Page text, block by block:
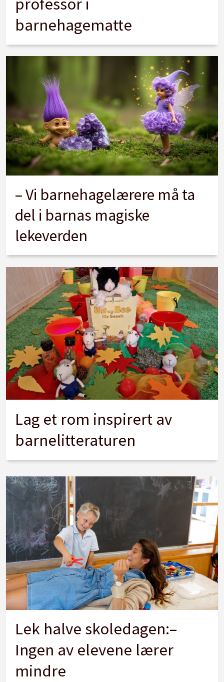
barnehagematte
– Vi barnehagelærere må ta
del i barnas magiske
lekeverden
Lag et rom inspirert av
barnelitteraturen
Lek halve skoledagen:–
Ingen av elevene lærer
mindre